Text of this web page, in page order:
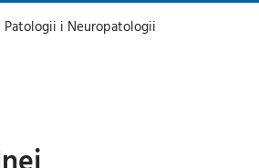
Patologii i Neuropatologii